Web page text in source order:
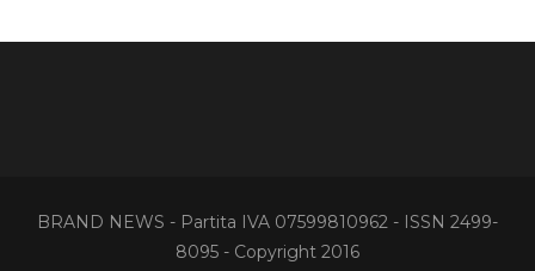
BRAND NEWS - Partita IVA 07599810962 - ISSN 2499-
8095 - Copyright 2016